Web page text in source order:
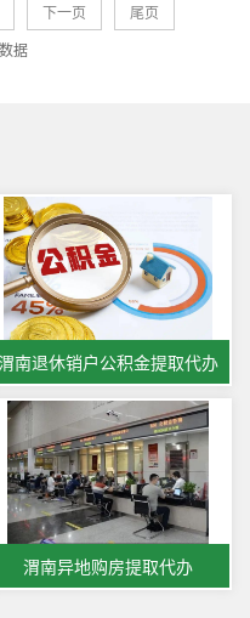
下一页
尾页
据
南退休销户公积金提取代办
渭南异地购房提取代办